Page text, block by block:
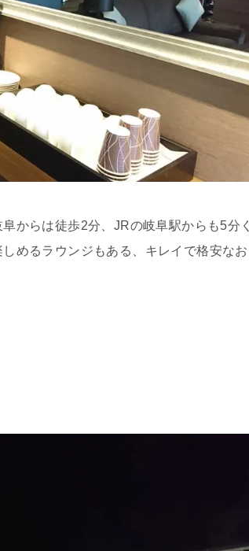
からは徒歩2分、JRの岐阜駅からも5分く
めるラウンジもある、キレイで格安なお